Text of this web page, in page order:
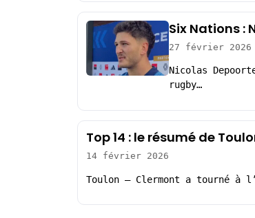
Six Nations :
27 février 2026
Nicolas
rugby…
Top 14 : le résumé de
14 février 2026
Toulon – Clermont a tourné à